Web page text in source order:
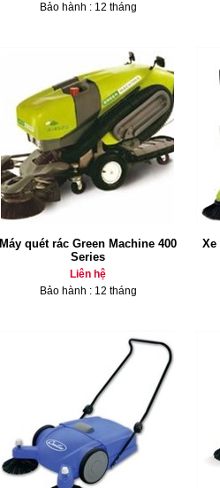
Bảo hành : 12 tháng
Máy quét rác Green Machine 400
Series
Liên hệ
Bảo hành : 12 tháng
Xe